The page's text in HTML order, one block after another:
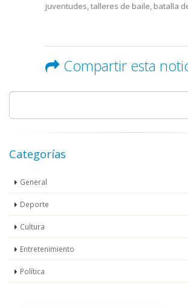
juventudes, talleres de baile, batalla
Compartir esta
Categorías
General
Deporte
Cultura
Entretenimiento
Política